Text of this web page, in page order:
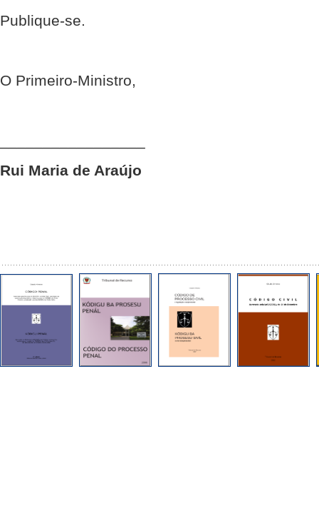
Publique-se.
O Primeiro-Ministro,
Rui Maria de Araújo